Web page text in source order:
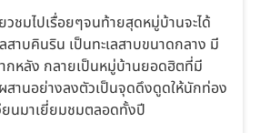
วชมไปเรื่อยๆจนท้ายสุดหมู่บ้านจะได้
สาบคินริน เป็นทะเลสาบขนาดกลาง มี
กหลัง กลายเป็นหมู่บ้านยอดฮิตที่มี
สานอย่างลงตัวเป็นจุดดึงดูดให้นักท่อง
ยนมาเยี่ยมชมตลอดทั้งปี